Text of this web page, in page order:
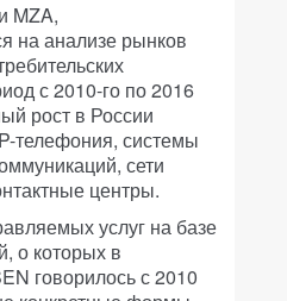
MZA,
на анализе рынков
с 2010-го по 2016
рост в России
телефония, системы
сети
центры.
услуг на базе
о которых в
говорилось с 2010